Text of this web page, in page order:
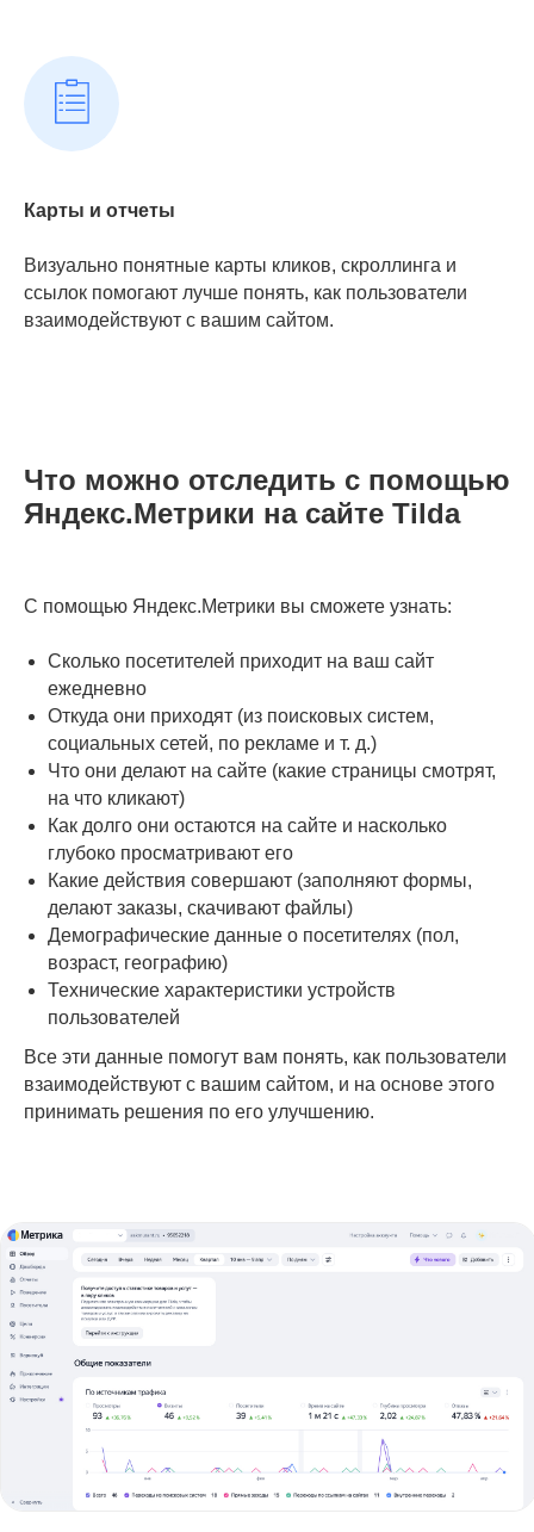
Карты и отчеты
Визуально понятные карты кликов, скроллинга и
ссылок помогают лучше понять, как пользователи
взаимодействуют с вашим сайтом.
Что можно отследить с помощью
Яндекс.Метрики на сайте Tilda
С помощью Яндекс.Метрики вы сможете узнать:
Сколько посетителей приходит на ваш сайт
ежедневно
Откуда они приходят (из поисковых систем,
социальных сетей, по рекламе и т. д.)
Что они делают на сайте (какие страницы смотрят,
на что кликают)
Как долго они остаются на сайте и насколько
глубоко просматривают его
Какие действия совершают (заполняют формы,
делают заказы, скачивают файлы)
Демографические данные о посетителях (пол,
возраст, географию)
Технические характеристики устройств
пользователей
Все эти данные помогут вам понять, как пользователи
взаимодействуют с вашим сайтом, и на основе этого
принимать решения по его улучшению.